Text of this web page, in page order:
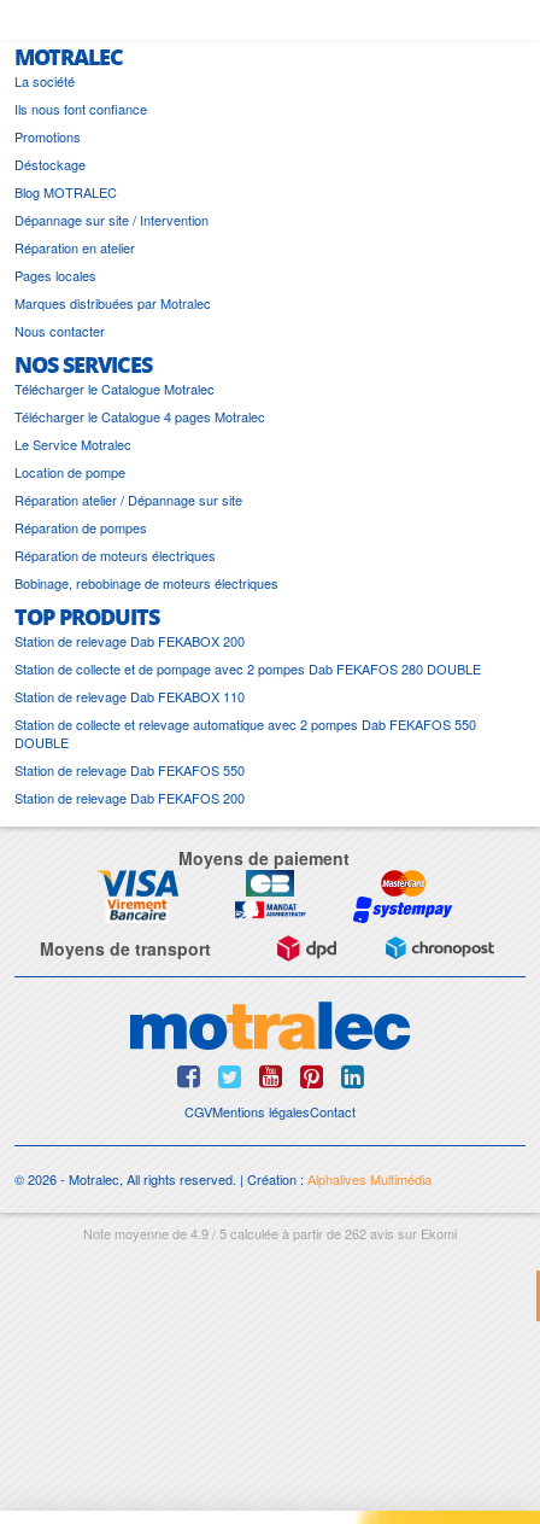
MOTRALEC
La société
Ils nous font confiance
Promotions
Déstockage
Blog MOTRALEC
Dépannage sur site / Intervention
Réparation en atelier
Pages locales
Marques distribuées par Motralec
Nous contacter
NOS SERVICES
Télécharger le Catalogue Motralec
Télécharger le Catalogue 4 pages Motralec
Le Service Motralec
Location de pompe
Réparation atelier / Dépannage sur site
Réparation de pompes
Réparation de moteurs électriques
Bobinage, rebobinage de moteurs électriques
TOP PRODUITS
Station de relevage Dab FEKABOX 200
Station de collecte et de pompage avec 2 pompes Dab FEKAFOS 280 DOUBLE
Station de relevage Dab FEKABOX 110
Station de collecte et relevage automatique avec 2 pompes Dab FEKAFOS 550
DOUBLE
Station de relevage Dab FEKAFOS 550
Station de relevage Dab FEKAFOS 200
Moyens de paiement
Moyens de transport
CGVMentions légalesContact
© 2026 - Motralec, All rights reserved. | Création : Alphalives Multimédia
Note moyenne de4.9/5calculée à partir de262avis sur Ekomi